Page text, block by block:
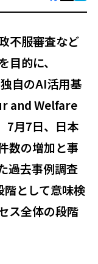
不服審査など
的に、
自のAI活用基
and Welfare
7月7日、日本
数の増加と事
過去事例調査
として意味検
ス全体の段階